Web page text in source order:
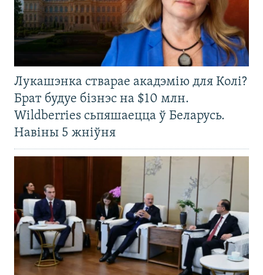
Лукашэнка стварае акадэмію для Колі?
Брат будуе бізнэс на $10 млн.
Wildberries сьпяшаецца ў Беларусь.
Навіны 5 жніўня